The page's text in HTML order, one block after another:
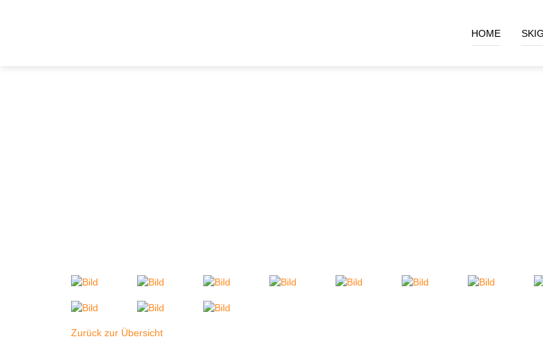
HOME
Zurück zur Übersicht